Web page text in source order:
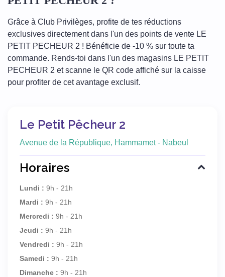
Grâce à Club Privilèges, profite de tes réductions
exclusives directement dans l'un des points de vente LE
PETIT PECHEUR 2 ! Bénéficie de -10 % sur toute ta
commande. Rends-toi dans l'un des magasins LE PETIT
PECHEUR 2 et scanne le QR code affiché sur la caisse
pour profiter de cet avantage exclusif.
Le Petit Pêcheur 2
Avenue de la République, Hammamet - Nabeul
Horaires
Lundi : 9h - 21h
Mardi : 9h - 21h
Mercredi : 9h - 21h
Jeudi : 9h - 21h
Vendredi : 9h - 21h
Samedi : 9h - 21h
Dimanche : 9h - 21h